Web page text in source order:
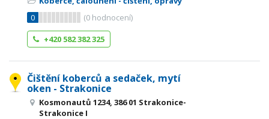
0
(0 hodnocení)
+420 582 382 325
Čištění koberců a sedaček, mytí
oken - Strakonice
Kosmonautů 1234, 386 01 Strakonice-
Strakonice I